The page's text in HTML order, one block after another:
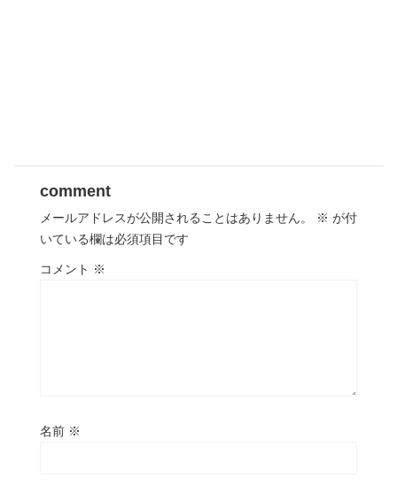
comment
メールアドレスが公開されることはありません。 ※ が付
いている欄は必須項目です
コメント ※
名前 ※